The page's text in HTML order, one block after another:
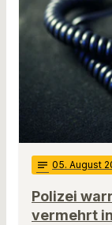
notes 05. August
Polizei
vermehrt